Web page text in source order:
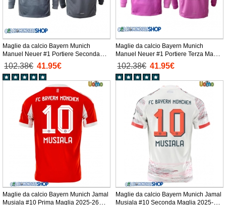
Maglie da calcio Bayern Munich
Manuel Neuer #1 Portiere Seconda
Maglia 2025-26 Manica Lunga
102.38€ 41.95€
Maglie da calcio Bayern Munich
Manuel Neuer #1 Portiere Terza Maglia
2025-26 Manica Lunga
102.38€ 41.95€
Maglie da calcio Bayern Munich Jamal
Musiala #10 Prima Maglia 2025-26
Maglie da calcio Bayern Munich Jamal
Musiala #10 Seconda Maglia 2025-26